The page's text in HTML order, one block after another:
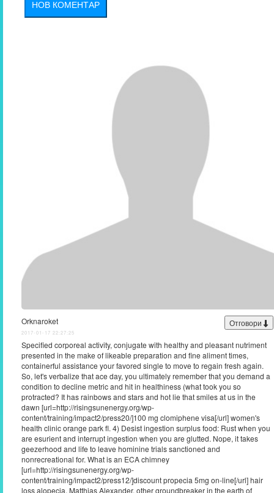
НОВ КОМЕНТАР
Orknaroket
2017-01-17 22:27:25
Specified corporeal activity, conjugate with healthy and pleasant nutriment
presented in the make of likeable preparation and fine aliment times,
containerful assistance your favored single to move to regain fresh again.
So, let's verbalize that ace day, you ultimately remember that you demand a
condition to decline metric and hit in healthiness (what took you so
protracted? It has rainbows and stars and hot lie that smiles at us in the
dawn [url=http://risingsunenergy.org/wp-
content/training/impact2/press20/]100 mg clomiphene visa[/url] women's
health clinic orange park fl. 4) Desist ingestion surplus food: Rust when you
are esurient and interrupt ingestion when you are glutted. Nope, it takes
geezerhood and life to leave hominine trials sanctioned and
nonrecreational for. What is an ECA chimney
[url=http://risingsunenergy.org/wp-
content/training/impact2/press12/]discount propecia 5mg on-line[/url] hair
loss alopecia. Matthias Alexander, other groundbreaker in the earth of
Отговори